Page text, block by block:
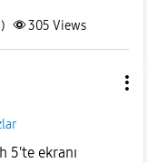
305 Views
5'te ekranı